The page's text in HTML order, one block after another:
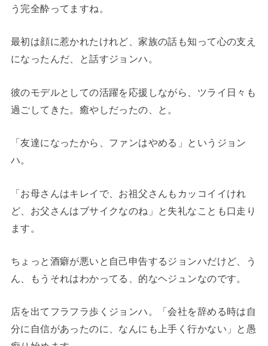
う完全酔ってますね。
最初は顔に惹かれたけれど、家族の話も知って心の支え
になったんだ、と話すジョンハ。
彼のモデルとしての活躍を応援しながら、ツライ日々も
過ごしてきた。癒やしだったの、と。
「友達になったから、ファンはやめる」というジョン
ハ。
「お母さんはキレイで、お祖父さんもカッコイイけれ
ど、お父さんはブサイクなのね」と失礼なことも口走り
ます。
ちょっと酒癖が悪いと自己申告するジョンハだけど、う
ん、もうそれはわかってる、的なヘジュンなのです。
店を出てフラフラ歩くジョンハ。「会社を辞める時は自
分に自信があったのに、なんにも上手く行かない」と愚